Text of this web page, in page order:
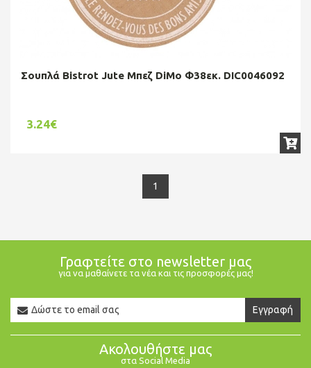
Σουπλά Bistrot Jute Μπεζ DiMo Φ38εκ. DIC0046092
3.24€
1
Γραφτείτε στο newsletter μας
για να μαθαίνετε τα νέα και τις προσφορές μας!
Newsletter
Email
Εγγραφή
Ακολουθήστε μας
στα Social Media